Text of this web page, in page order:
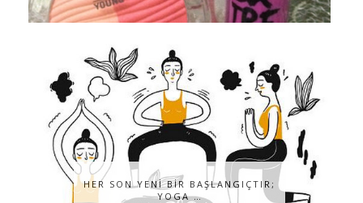
HER SON YENİ BİR BAŞLANGIÇTIR;
YOGA …